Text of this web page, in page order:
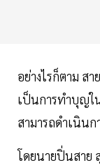
อย่างไรก็ตาม ส
เป็นการทำบุญใ
สามารถดำเนิน
โดยนายปิ่นสาย